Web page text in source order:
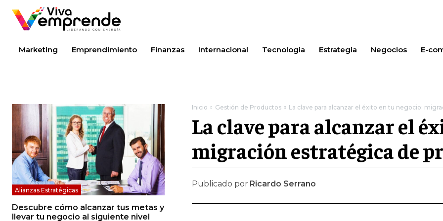
Marketing Emprendimiento Finanzas Internacional Tecnologia Estrategia Negocios E-
Alianzas Estratégicas
Descubre cómo alcanzar tus metas y
llevar tu negocio al siguiente nivel
Inicio Gestión de Productos La clave para alcanzar el éxito en tu negocio:
La clave para alcanzar el
migración estratégica de
Publicado por Ricardo Serrano